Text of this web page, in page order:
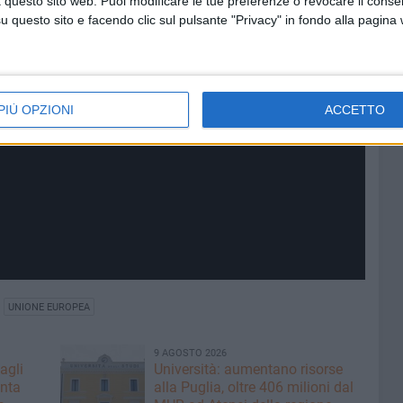
questo sito e facendo clic sul pulsante "Privacy" in fondo alla pagina
OPZIONI ACCETTO
UNIONE EUROPEA
9 AGOSTO 2026
Università: aumentano risorse
alla Puglia, oltre 406 milioni dal